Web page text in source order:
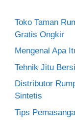
Toko Taman
Gratis Ongkir
Mengenal Apa
Tehnik Jitu
Distributor
Sintetis
Tips